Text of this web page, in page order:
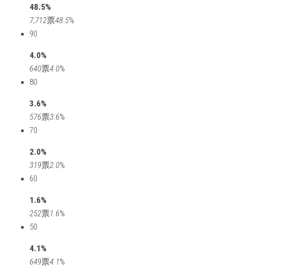
48.5%
7,712票48.5%
90
4.0%
640票4.0%
80
3.6%
576票3.6%
70
2.0%
319票2.0%
60
1.6%
252票1.6%
50
4.1%
649票4.1%